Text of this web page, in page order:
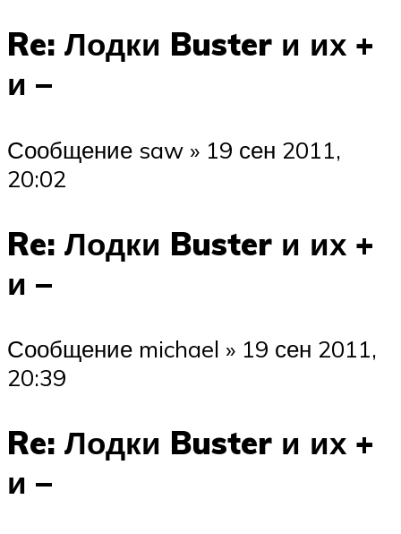
Re: Лодки Buster и их +
и –
Сообщение saw » 19 сен 2011,
20:02
Re: Лодки Buster и их +
и –
Сообщение michael » 19 сен 2011,
20:39
Re: Лодки Buster и их +
и –